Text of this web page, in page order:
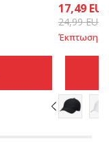
17,49 EUR
24,99EUR
Έκπτωση30